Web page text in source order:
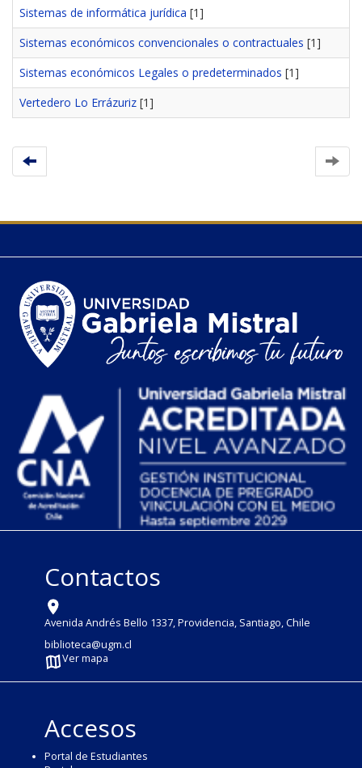
Sistemas de informática jurídica [1]
Sistemas económicos convencionales o contractuales [1]
Sistemas económicos Legales o predeterminados [1]
Vertedero Lo Errázuriz [1]
Contactos
Avenida Andrés Bello 1337, Providencia, Santiago, Chile
biblioteca@ugm.cl
Ver mapa
Accesos
Portal de Estudiantes